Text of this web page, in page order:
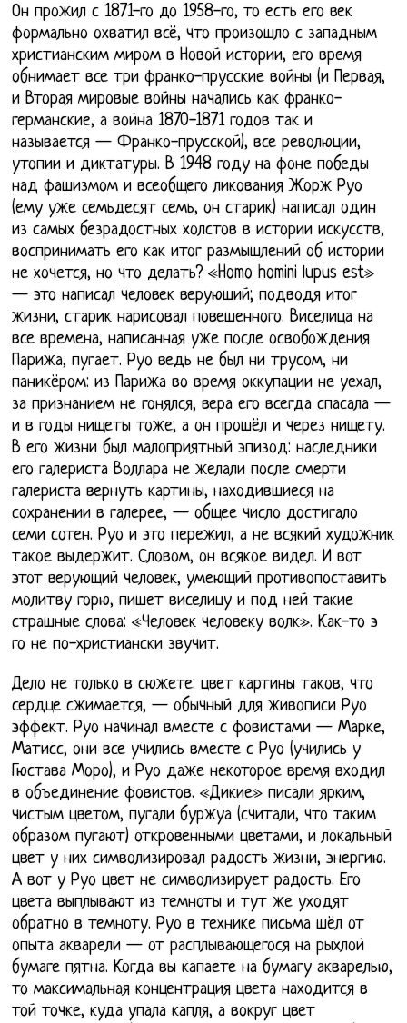
Он прожил с 1871-го до 1958-го, то есть его век
формально охватил всё, что произошло с западным
христианским миром в Новой истории, его время
обнимает все три франко-прусские войны (и Первая,
и Вторая мировые войны начались как франко-
германские, а война 1870-1871 годов так и
называется — Франко-прусской), все революции,
утопии и диктатуры. В 1948 году на фоне победы
над фашизмом и всеобщего ликования Жорж Руо
(ему уже семьдесят семь, он старик) написал один
из самых безрадостных холстов в истории искусств,
воспринимать его как итог размышлений об истории
не хочется, но что делать? «Homo homini lupus est»
— это написал человек верующий; подводя итог
жизни, старик нарисовал повешенного. Виселица на
все времена, написанная уже после освобождения
Парижа, пугает. Руо ведь не был ни трусом, ни
паникёром: из Парижа во время оккупации не уехал,
за признанием не гонялся, вера его всегда спасала —
и в годы нищеты тоже; а он прошёл и через нищету.
В его жизни был малоприятный эпизод: наследники
его галериста Воллара не желали после смерти
галериста вернуть картины, находившиеся на
сохранении в галерее, — общее число достигало
семи сотен. Руо и это пережил, а не всякий художник
такое выдержит. Словом, он всякое видел. И вот
этот верующий человек, умеющий противопоставить
молитву горю, пишет виселицу и под ней такие
страшные слова: «Человек человеку волк». Как-то э
го не по-христиански звучит.
Дело не только в сюжете: цвет картины таков, что
сердце сжимается, — обычный для живописи Руо
эффект. Руо начинал вместе с фовистами — Марке,
Матисс, они все учились вместе с Руо (учились у
Гюстава Моро), и Руо даже некоторое время входил
в объединение фовистов. «Дикие» писали ярким,
чистым цветом, пугали буржуа (считали, что таким
образом пугают) откровенными цветами, и локальный
цвет у них символизировал радость жизни, энергию.
А вот у Руо цвет не символизирует радость. Его
цвета выплывают из темноты и тут же уходят
обратно в темноту. Руо в технике письма шёл от
опыта акварели — от расплывающегося на рыхлой
бумаге пятна. Когда вы капаете на бумагу акварелью,
то максимальная концентрация цвета находится в
той точке, куда упала капля, а вокруг цвет